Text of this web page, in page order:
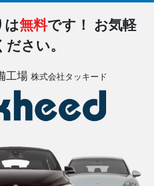
は無料です！
お気軽
さい。
工場 株式会社タッキード